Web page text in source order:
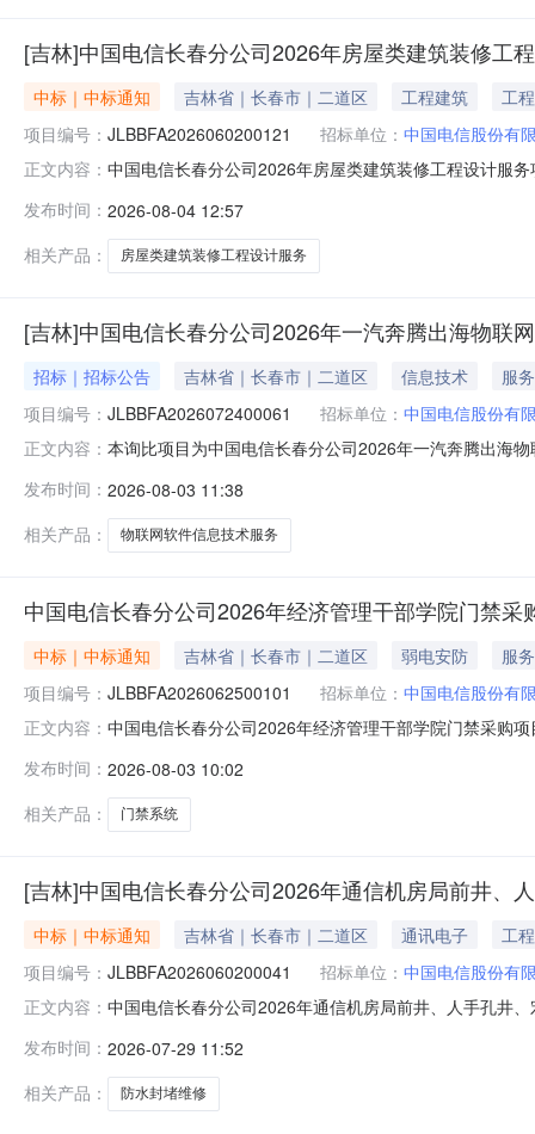
[吉林]中国电信长春分公司2026年房屋类建筑装修工
中标｜中标通知 吉林省｜长春市｜二道区 工程建筑
工程
项目编号： JLBBFA2026060200121 招标单位： 中国电信股份有
正文内容： 中国电信长春分公司2026年房屋类建筑装修工程设计服
年08月04日采购结果公示.pdf
发布时间： 2026-08-04 12:57
相关产品：
房屋类建筑装修工程设计服务
[吉林]中国电信长春分公司2026年一汽奔腾出海物联
招标｜招标公告 吉林省｜长春市｜二道区 信息技术
服务
项目编号： JLBBFA2026072400061 招标单位： 中国电信股份有
正文内容： 本询比项目为中国电信长春分公司2026年一汽奔腾出海
比响应。1.项目概况与采购内容1.1项目概况：为推进一
跨境通信资源及运
发布时间： 2026-08-03 11:38
相关产品：
物联网软件信息技术服务
中国电信长春分公司2026年经济管理干部学院门禁
中标｜中标通知 吉林省｜长春市｜二道区 弱电安防
服务
项目编号： JLBBFA2026062500101 招标单位： 中国电信股份有
正文内容： 中国电信长春分公司2026年经济管理干部学院门禁采购
称1吉林省宝利信息技术有限公司采购代理机构：江苏中
发布时间： 2026-08-03 10:02
相关产品：
门禁系统
[吉林]中国电信长春分公司2026年通信机房局前井、
中标｜中标通知 吉林省｜长春市｜二道区 通讯电子
工程
项目编号： JLBBFA2026060200041 招标单位： 中国电信股份有
正文内容： 中国电信长春分公司2026年通信机房局前井、人手孔井
标人数量1中国电信长春分公司2026年通信机房局前井
2026年07月29
发布时间： 2026-07-29 11:52
相关产品：
防水封堵维修